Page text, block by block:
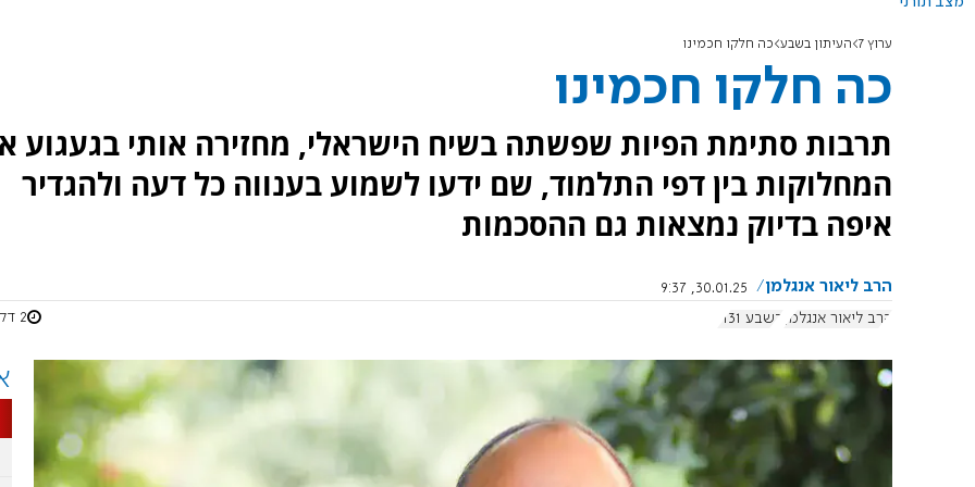
ערוץ 7 העיתון בשבע כה חלקו חכמינו
כה חלקו חכמינו
תרבות סתימת הפיות שפשתה בשיח הישראלי, מחזירה אותי בגעגוע
המחלוקות בין דפי התלמוד, שם ידעו לשמוע בענווה כל דעה ולהגדיר
איפה בדיוק נמצאות גם ההסכמות
הרב ליאור אנגלמן
30.01.25, 9:37
הרב ליאור אנגלמן בשבע 1131 2 דקות